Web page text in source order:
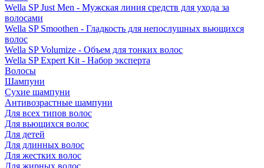
Wella SP Just Men - Мужская линия средств для ухода за
волосами
Wella SP Smoothen - Гладкость для непослушных вьющихся
волос
Wella SP Volumize - Объем для тонких волос
Wella SP Expert Kit - Набор эксперта
Волосы
Шампуни
Сухие шампуни
Антивозрастные шампуни
Для всех типов волос
Для вьющихся волос
Для детей
Для длинных волос
Для жестких волос
Для жирных волос